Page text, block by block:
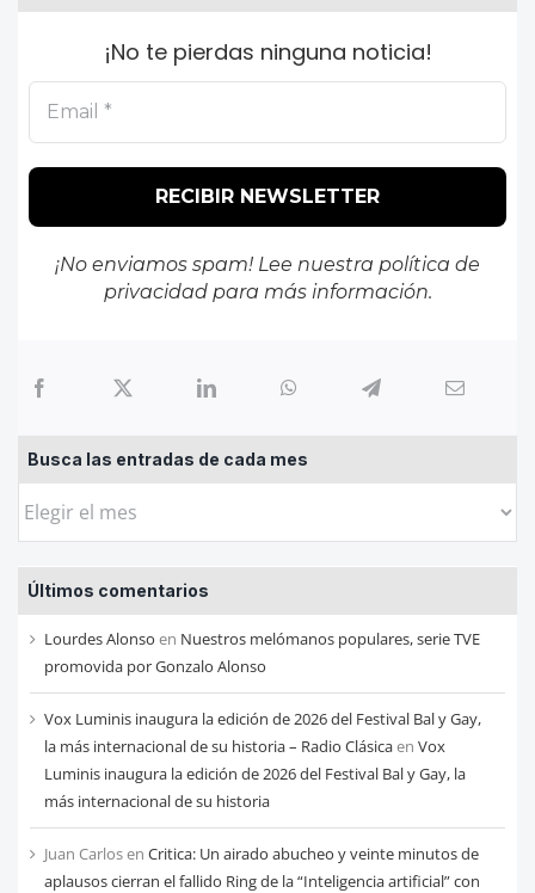
¡No te pierdas ninguna noticia!
¡No enviamos spam! Lee nuestra política de
privacidadpara más información.
Busca las entradas de cada mes
Busca
entradas
de
cada
mes
Últimos comentarios
Lourdes Alonso en Nuestros melómanos populares, serie TVE
promovida por Gonzalo Alonso
Vox Luminis inaugura la edición de 2026 del Festival Bal y Gay,
la más internacional de su historia – Radio Clásicaen Vox
Luminis inaugura la edición de 2026 del Festival Bal y Gay, la
más internacional de su historia
Juan Carlosen Critica: Un airado abucheo y veinte minutos de
aplausos cierran el fallido Ring de la “Inteligencia artificial” con